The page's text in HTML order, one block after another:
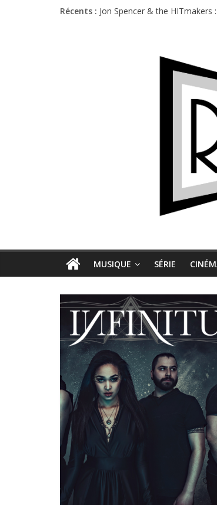
Récents : Charlie Puth à l’Olympia : la
Première édition du Midgard
MUSIQUE SÉRIE